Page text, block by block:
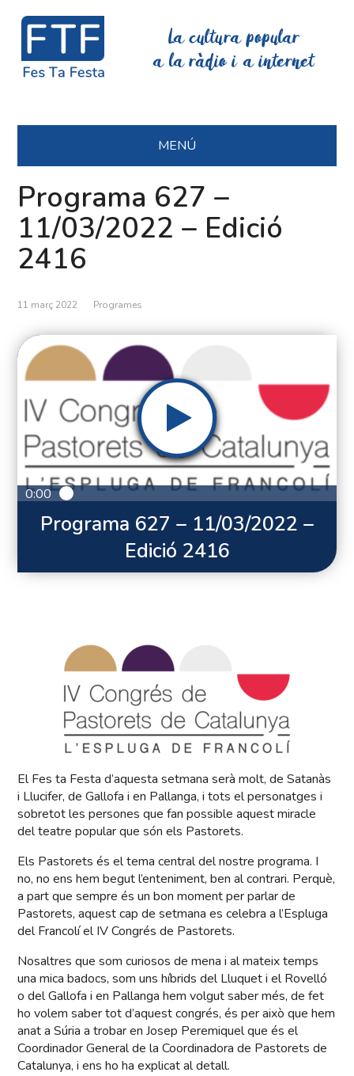
La cultura popular
a la ràdio i a internet
MENÚ
Programa 627 –
11/03/2022 – Edició
2416
11 març 2022 Programes
0:00
Programa 627 – 11/03/2022 –
Edició 2416
El Fes ta Festa d’aquesta setmana serà molt, de Satanàs
i Llucifer, de Gallofa i en Pallanga, i tots el personatges i
sobretot les persones que fan possible aquest miracle
del teatre popular que són els Pastorets.
Els Pastorets és el tema central del nostre programa. I
no, no ens hem begut l’enteniment, ben al contrari. Perquè,
a part que sempre és un bon moment per parlar de
Pastorets, aquest cap de setmana es celebra a l’Espluga
del Francolí el IV Congrés de Pastorets.
Nosaltres que som curiosos de mena i al mateix temps
una mica badocs, som uns híbrids del Lluquet i el Rovelló
o del Gallofa i en Pallanga hem volgut saber més, de fet
ho volem saber tot d’aquest congrés, és per això que hem
anat a Súria a trobar en Josep Peremiquel que és el
Coordinador General de la Coordinadora de Pastorets de
Catalunya, i ens ho ha explicat al detall.